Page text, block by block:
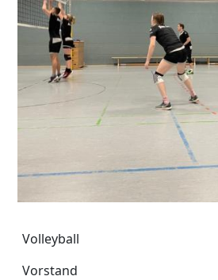
Volleyball
Volleyball
Vorstand